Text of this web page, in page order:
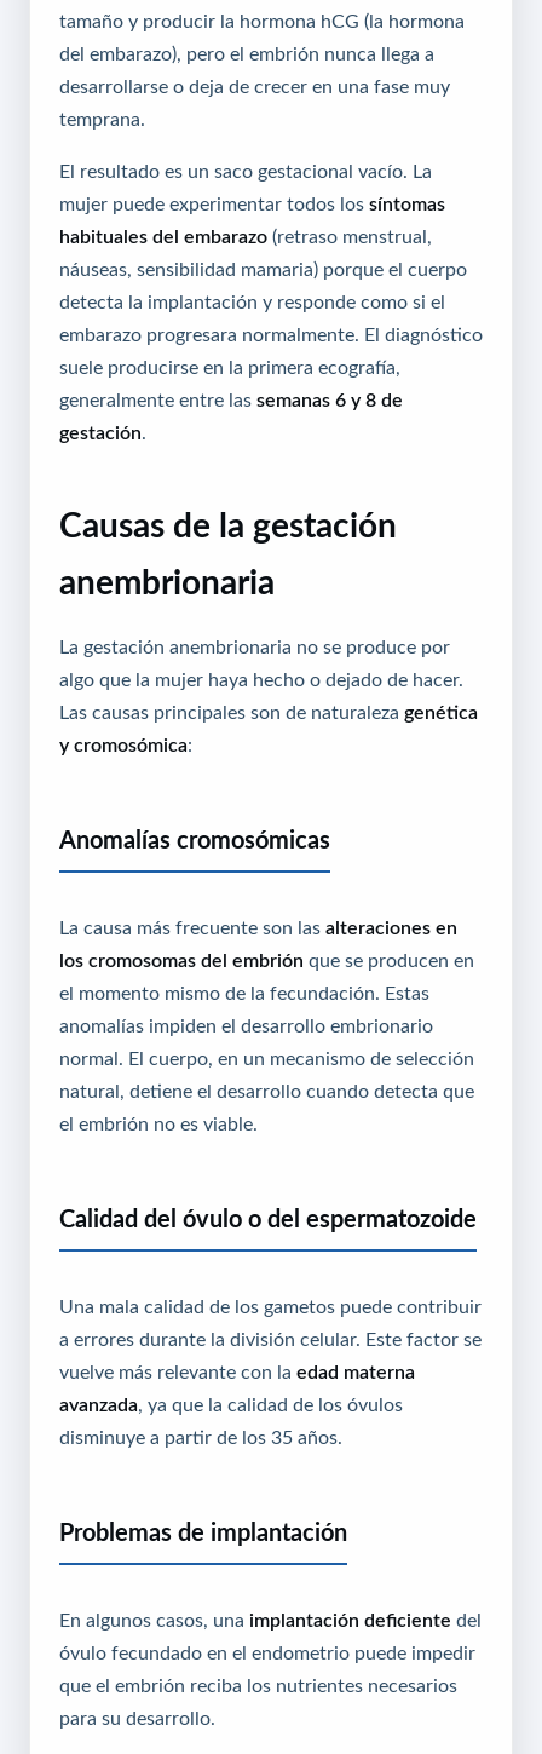
tamaño y producir la hormona hCG (la hormona
del embarazo), pero el embrión nunca llega a
desarrollarse o deja de crecer en una fase muy
temprana.
El resultado es un saco gestacional vacío. La
mujer puede experimentar todos los síntomas
habituales del embarazo (retraso menstrual,
náuseas, sensibilidad mamaria) porque el cuerpo
detecta la implantación y responde como si el
embarazo progresara normalmente. El diagnóstico
suele producirse en la primera ecografía,
generalmente entre las semanas 6 y 8 de
gestación.
Causas de la gestación
anembrionaria
La gestación anembrionaria no se produce por
algo que la mujer haya hecho o dejado de hacer.
Las causas principales son de naturaleza genética
y cromosómica:
Anomalías cromosómicas
La causa más frecuente son las alteraciones en
los cromosomas del embrión que se producen en
el momento mismo de la fecundación. Estas
anomalías impiden el desarrollo embrionario
normal. El cuerpo, en un mecanismo de selección
natural, detiene el desarrollo cuando detecta que
el embrión no es viable.
Calidad del óvulo o del espermatozoide
Una mala calidad de los gametos puede contribuir
a errores durante la división celular. Este factor se
vuelve más relevante con la edad materna
avanzada, ya que la calidad de los óvulos
disminuye a partir de los 35 años.
Problemas de implantación
En algunos casos, una implantación deficiente del
óvulo fecundado en el endometrio puede impedir
que el embrión reciba los nutrientes necesarios
para su desarrollo.